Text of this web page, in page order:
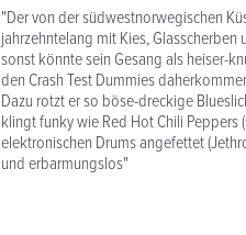
"Der von der südwestnorwegischen
jahrzehntelang mit Kies,
sonst könnte sein Gesang als heiser-
den Crash Test Dummies
Dazu rotzt er so böse-dreckige
klingt funky wie Red Hot Chili Peppers
elektronischen Drums angefettet
und erbarmungslos"